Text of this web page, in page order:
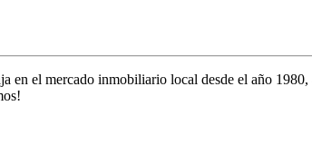
en el mercado inmobiliario local desde el año